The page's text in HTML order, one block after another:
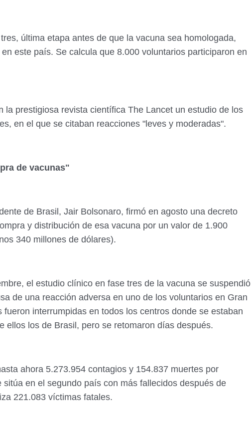
última etapa antes de que la vacuna sea homologada,
este país. Se calcula que 8.000 voluntarios participaron en
la prestigiosa revista científica The Lancet un estudio de los
en el que se citaban reacciones "leves y moderadas".
de vacunas"
de Brasil, Jair Bolsonaro, firmó en agosto una decreto
y distribución de esa vacuna por un valor de 1.900
340 millones de dólares).
el estudio clínico en fase tres de la vacuna se suspendió
de una reacción adversa en uno de los voluntarios en Gran
fueron interrumpidas en todos los centros donde se estaban
ellos los de Brasil, pero se retomaron días después.
ahora 5.273.954 contagios y 154.837 muertes por
sitúa en el segundo país con más fallecidos después de
221.083 víctimas fatales.